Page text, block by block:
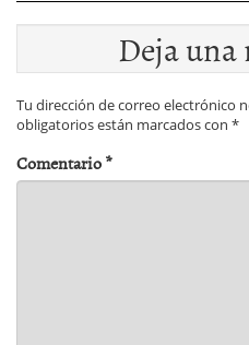
Deja una
Tu dirección de correo electrónico
obligatorios están marcados con *
Comentario*